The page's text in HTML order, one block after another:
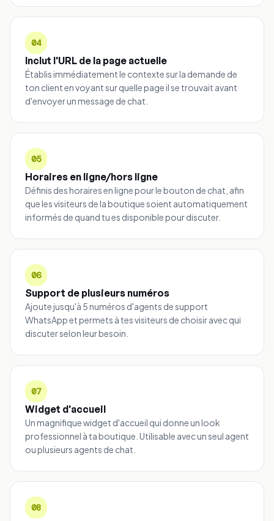
04
Inclut l'URL de la page actuelle
Établis immédiatement le contexte sur la demande de
ton client en voyant sur quelle page il se trouvait avant
d'envoyer un message de chat.
05
Horaires en ligne/hors ligne
Définis des horaires en ligne pour le bouton de chat, afin
que les visiteurs de la boutique soient automatiquement
informés de quand tu es disponible pour discuter.
06
Support de plusieurs numéros
Ajoute jusqu'à 5 numéros d'agents de support
WhatsApp et permets à tes visiteurs de choisir avec qui
discuter selon leur besoin.
07
Widget d'accueil
Un magnifique widget d'accueil qui donne un look
professionnel à ta boutique. Utilisable avec un seul agent
ou plusieurs agents de chat.
08